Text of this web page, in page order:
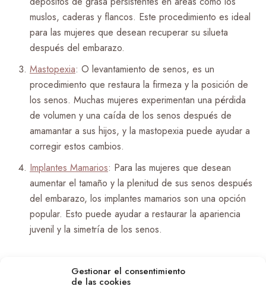
Gestionar el consentimiento
de las cookies
muslos, caderas y flancos. Este procedimiento es ideal
para las mujeres que desean recuperar su silueta
después del embarazo.
Mastopexia: O levantamiento de senos, es un
procedimiento que restaura la firmeza y la posición de
los senos. Muchas mujeres experimentan una pérdida
de volumen y una caída de los senos después de
amamantar a sus hijos, y la mastopexia puede ayudar a
corregir estos cambios.
Implantes Mamarios: Para las mujeres que desean
aumentar el tamaño y la plenitud de sus senos después
del embarazo, los implantes mamarios son una opción
popular. Esto puede ayudar a restaurar la apariencia
juvenil y la simetría de los senos.
¿Es la Cirugía Plástica Después del